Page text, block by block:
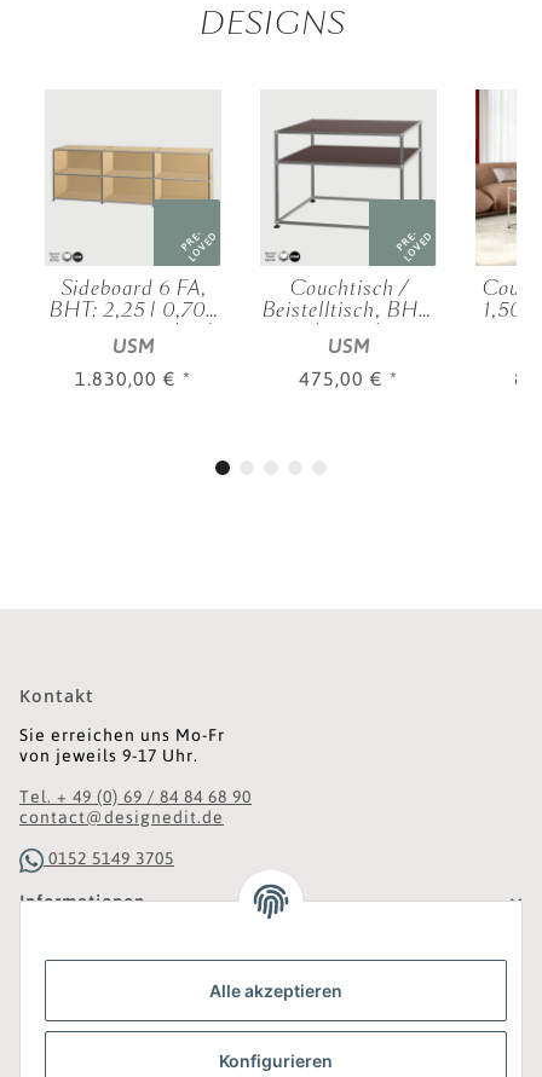
Alle akzeptieren
Konfigurieren
DESIGNS
PRE-
LOVED
Sideboard 6 FA,
BHT: 2,25 | 0,70 |
0,35 m, verschied.
Farben
USM
1.830,00 € *
PRE-
LOVED
Couchtisch /
Beistelltisch, BHT:
0,75 | 0,52 | 0,50
m, verschied.
Farben
USM
475,00 € *
1,50
Kontakt
Sie erreichen uns Mo-Fr
von jeweils 9-17 Uhr.
Tel. + 49 (0) 69 / 84 84 68 90
contact@designedit.de
0152 5149 3705
Informationen
Gesetzliche Informationen
Was ist DesignEdit_?
Eine Online-Boutique für individuelles Design.